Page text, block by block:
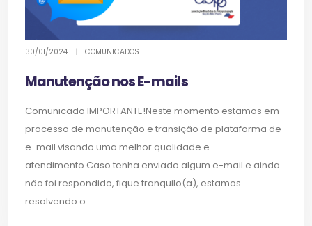
30/01/2024 COMUNICADOS
Manutenção nos E-mails
Comunicado IMPORTANTE!Neste momento estamos em
processo de manutenção e transição de plataforma de
e-mail visando uma melhor qualidade e
atendimento.Caso tenha enviado algum e-mail e ainda
não foi respondido, fique tranquilo(a), estamos
resolvendo o ...